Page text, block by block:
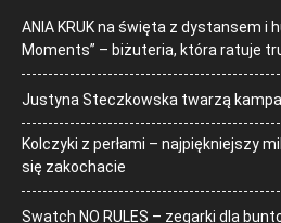
ANIA KRUK na święta z dystansem i
Moments” – biżuteria, która ratuje
Justyna Steczkowska twarzą
Kolczyki z perłami – najpiękniejszy
się zakochacie
Swatch NO RULES – zegarki dla